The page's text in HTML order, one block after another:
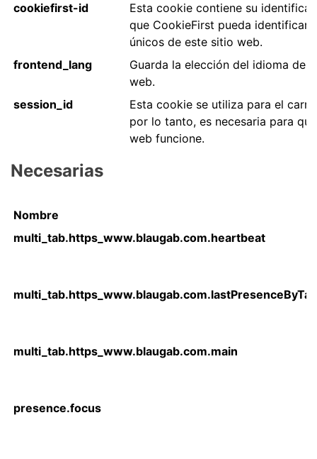
Necesarias
cookiefirst-id
Esta cookie contiene su
que CookieFirst pueda identificar
únicos de este sitio web.
frontend_lang
Guarda la elección del idioma del
web.
session_id
Esta cookie se utiliza para el
por lo tanto, es necesaria para
web funcione.
Nombre
multi_tab.https_www.blaugab.com.heartbeat
multi_tab.https_www.blaugab.com.lastPresenceByTab
multi_tab.https_www.blaugab.com.main
presence.focus